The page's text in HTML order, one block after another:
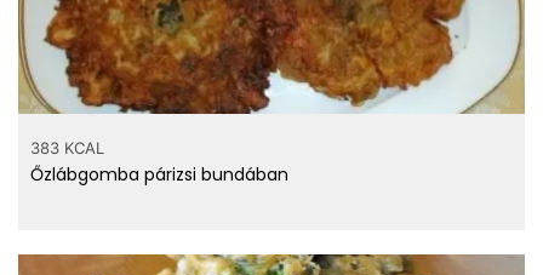
383 KCAL
Őzlábgomba párizsi bundában